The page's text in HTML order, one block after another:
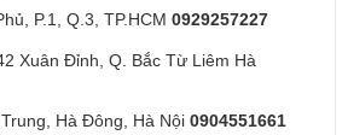
P.1, Q.3, TP.HCM 0929257227
Xuân Đỉnh, Q. Bắc Từ Liêm Hà
Hà Đông, Hà Nội 0904551661